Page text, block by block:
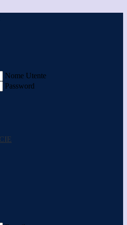
Nome Utente
Password